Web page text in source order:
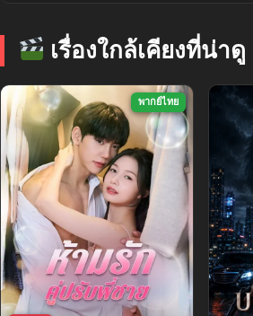
เรื่องใกล้เคียงที่น่าดู
พากย์ไทย